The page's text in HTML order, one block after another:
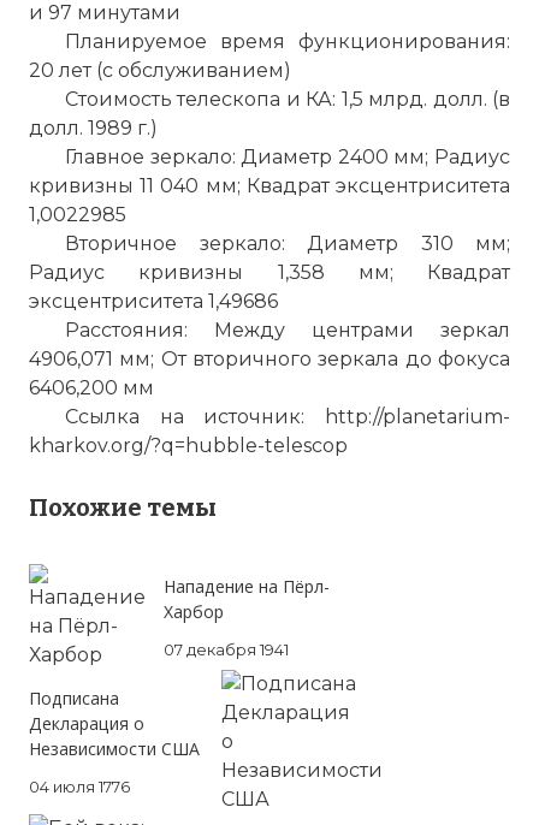
и 97 минутами
Планируемое время функционирования:
20 лет (с обслуживанием)
Стоимость телескопа и КА: 1,5 млрд. долл. (в
долл. 1989 г.)
Главное зеркало: Диаметр 2400 мм; Радиус
кривизны 11 040 мм; Квадрат эксцентриситета
1,0022985
Вторичное зеркало: Диаметр 310 мм;
Радиус кривизны 1,358 мм; Квадрат
эксцентриситета 1,49686
Расстояния: Между центрами зеркал
4906,071 мм; От вторичного зеркала до фокуса
6406,200 мм
Ссылка на источник: http://planetarium-
kharkov.org/?q=hubble-telescop
Похожие темы
Нападение на Пёрл-
Харбор
07 декабря 1941
Подписана
Декларация о
Независимости США
04 июля 1776